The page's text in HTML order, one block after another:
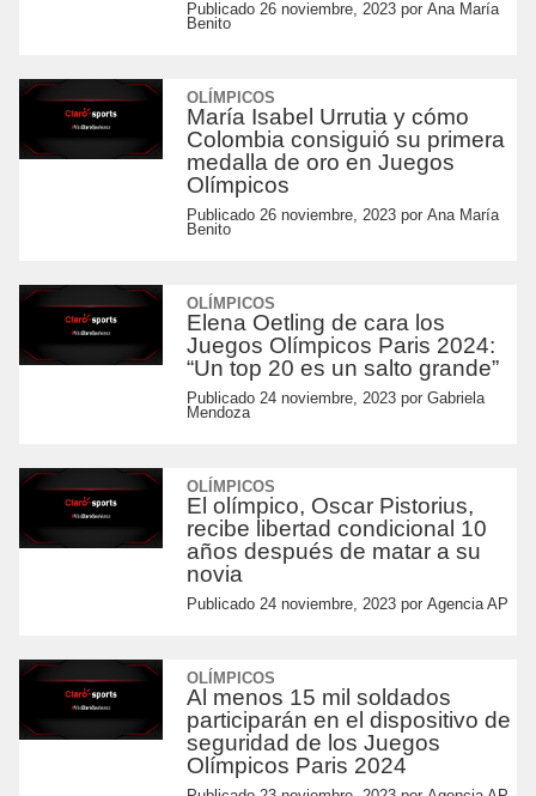
Publicado 26 noviembre, 2023por Ana María
Benito
OLÍMPICOS
María Isabel Urrutia y cómo
Colombia consiguió su primera
medalla de oro en Juegos
Olímpicos
Publicado 26 noviembre, 2023por Ana María
Benito
OLÍMPICOS
Elena Oetling de cara los
Juegos Olímpicos Paris 2024:
“Un top 20 es un salto grande”
Publicado 24 noviembre, 2023por Gabriela
Mendoza
OLÍMPICOS
El olímpico, Oscar Pistorius,
recibe libertad condicional 10
años después de matar a su
novia
Publicado 24 noviembre, 2023por Agencia AP
OLÍMPICOS
Al menos 15 mil soldados
participarán en el dispositivo de
seguridad de los Juegos
Olímpicos Paris 2024